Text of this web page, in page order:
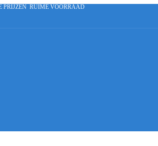
PRIJZEN RUIME VOORRAAD